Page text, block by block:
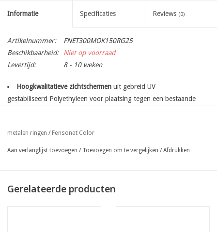
Informatie Specificaties Reviews (0)
Artikelnummer:
FNET300MOK150RG25
Beschikbaarheid:
Niet op voorraad
Levertijd:
8 - 10 weken
Hoogkwalitatieve zichtschermen uit gebreid UV
gestabiliseerd Polyethyleen voor plaatsing tegen een bestaande
begin en einde van de rol op aanvraag, tegen meerprijs)
eenvoudige bevestiging met nietjes, gripclips of gespen.
zwart
metalen ringen / Fensonet Color
Aan verlanglijst toevoegen / Toevoegen om te vergelijken /Afdrukken
Gerelateerde producten